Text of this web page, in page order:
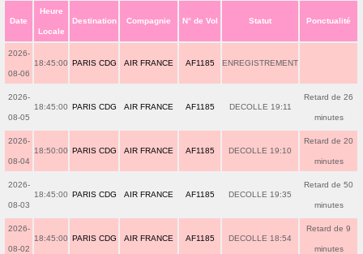
Date
Heure
Locale
Destination Compagnie N° de Vol Statut Ponctualité
2026-
08-06
18:45:00 PARIS CDG AIR FRANCE AF1185 ENREGISTREMENT
2026-
08-05
18:45:00 PARIS CDG AIR FRANCE AF1185 DECOLLE 19:11
Retard de 26
minutes
2026-
08-04
18:50:00 PARIS CDG AIR FRANCE AF1185 DECOLLE 19:10
Retard de 20
minutes
2026-
08-03
18:45:00 PARIS CDG AIR FRANCE AF1185 DECOLLE 19:35
Retard de 50
minutes
2026-
08-02
18:45:00 PARIS CDG AIR FRANCE AF1185 DECOLLE 18:54
Retard de 9
minutes